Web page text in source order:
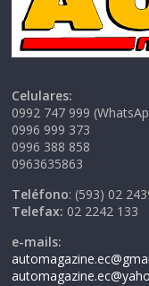
Celulares:
0992 747 999
0996 999 373
0996 388 858
0963635863
Teléfono: (593) 02
Telefax: 02 2242 133
e-mails: